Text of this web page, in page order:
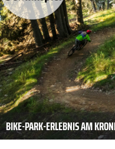
BIKE-PARK-ERLEBNIS AM